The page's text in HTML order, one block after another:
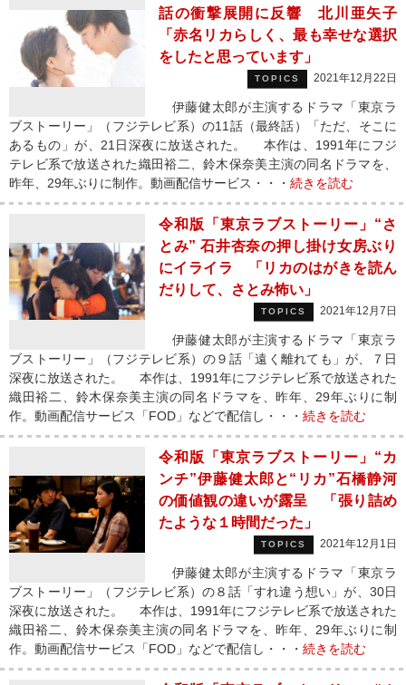
話の衝撃展開に反響 北川亜矢子
「赤名リカらしく、最も幸せな選択
をしたと思っています」
TOPICS 2021年12月22日
伊藤健太郎が主演するドラマ「東京ラ
ブストーリー」（フジテレビ系）の11話（最終話）「ただ、そこに
あるもの」が、21日深夜に放送された。 本作は、1991年にフジ
テレビ系で放送された織田裕二、鈴木保奈美主演の同名ドラマを、
昨年、29年ぶりに制作。動画配信サービス・・・ 続きを読む
令和版「東京ラブストーリー」“さ
とみ” 石井杏奈の押し掛け女房ぶり
にイライラ 「リカのはがきを読ん
だりして、さとみ怖い」
TOPICS 2021年12月7日
伊藤健太郎が主演するドラマ「東京ラ
ブストーリー」（フジテレビ系）の９話「遠く離れても」が、７日
深夜に放送された。 本作は、1991年にフジテレビ系で放送された
織田裕二、鈴木保奈美主演の同名ドラマを、昨年、29年ぶりに制
作。動画配信サービス「FOD」などで配信し・・・ 続きを読む
令和版「東京ラブストーリー」“カ
ンチ”伊藤健太郎と“リカ”石橋静河
の価値観の違いが露呈 「張り詰め
たような１時間だった」
TOPICS 2021年12月1日
伊藤健太郎が主演するドラマ「東京ラ
ブストーリー」（フジテレビ系）の８話「すれ違う想い」が、30日
深夜に放送された。 本作は、1991年にフジテレビ系で放送された
織田裕二、鈴木保奈美主演の同名ドラマを、昨年、29年ぶりに制
作。動画配信サービス「FOD」などで配信し・・・ 続きを読む